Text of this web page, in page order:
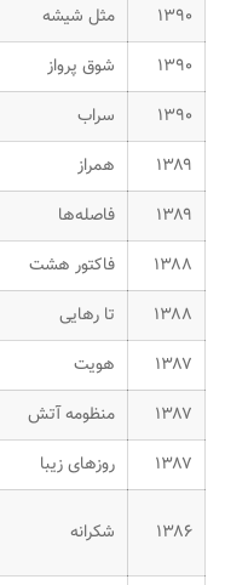
۱۳۹۰
مثل شیشه
۱۳۹۰
شوق پرواز
۱۳۹۰
سراب
۱۳۸۹
همراز
۱۳۸۹
فاصله‌ها
۱۳۸۸
فاکتور هشت
۱۳۸۸
تا رهایی
۱۳۸۷
هویت
۱۳۸۷
منظومه آتش
۱۳۸۷
روزهای زیبا
۱۳۸۶ شکرانه